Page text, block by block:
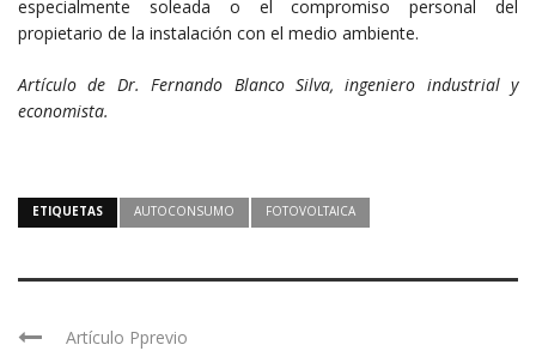
especialmente soleada o el compromiso personal del
propietario de la instalación con el medio ambiente.
Artículo de Dr. Fernando Blanco Silva, ingeniero industrial y
economista.
ETIQUETAS AUTOCONSUMO FOTOVOLTAICA
Artículo Pprevio